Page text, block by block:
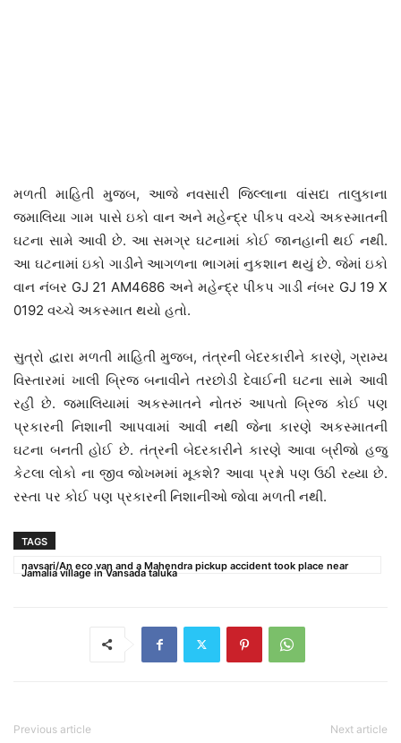
મળતી માહિતી મુજબ, આજે નવસારી જિલ્લાના વાંસદા તાલુકાના
જમાલિયા ગામ પાસે ઇકો વાન અને મહેન્દ્ર પીકપ વચ્ચે અકસ્માતની
ઘટના સામે આવી છે. આ સમગ્ર ઘટનામાં કોઈ જાનહાની થઈ નથી.
આ ઘટનામાં ઇકો ગાડીને આગળના ભાગમાં નુકશાન થયું છે. જેમાં ઇકો
વાન નંબર GJ 21 AM4686 અને મહેન્દ્ર પીકપ ગાડી નંબર GJ 19 X
0192 વચ્ચે અકસ્માત થયો હતો.
સુત્રો દ્વારા મળતી માહિતી મુજબ, તંત્રની બેદરકારીને કારણે, ગ્રામ્ય
વિસ્તારમાં ખાલી બ્રિજ બનાવીને તરછોડી દેવાઈની ઘટના સામે આવી
રહી છે. જમાલિયામાં અકસ્માતને નોતરું આપતો બ્રિજ કોઈ પણ
પ્રકારની નિશાની આપવામાં આવી નથી જેના કારણે અકસ્માતની
ઘટના બનતી હોઈ છે. તંત્રની બેદરકારીને કારણે આવા બ્રીજો હજુ
કેટલા લોકો ના જીવ જોખમમાં મૂકશે? આવા પ્રશ્નો પણ ઉઠી રહ્યા છે.
રસ્તા પર કોઈ પણ પ્રકારની નિશાનીઓ જોવા મળતી નથી.
TAGS
navsari/An eco van and a Mahendra pickup accident took place near
Jamalia village in Vansada taluka
Previous article Next article